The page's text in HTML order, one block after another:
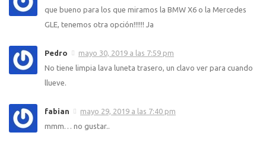
que bueno para los que miramos la BMW X6 o la Mercedes
GLE, tenemos otra opción!!!!!! Ja
Pedro
mayo 30, 2019 a las 7:59 pm
No tiene limpia lava luneta trasero, un clavo ver para cuando
llueve.
fabian
mayo 29, 2019 a las 7:40 pm
mmm… no gustar..